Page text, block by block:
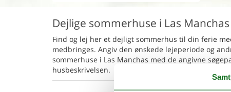
Dejlige sommerhuse i Las
Find og lej her et dejligt sommerhus til din ferie
medbringes. Angiv den ønskede lejeperiode og
sommerhuse i Las Manchas med de angivne
husbeskrivelsen.